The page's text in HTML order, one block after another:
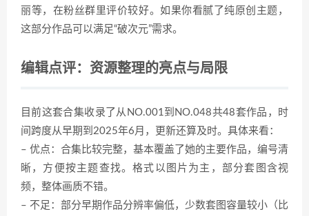
丽等，在粉丝群里评价较好。如果你看腻了纯原创主题，
这部分作品可以满足“破次元”需求。
编辑点评：资源整理的亮点与局限
目前这套合集收录了从NO.001到NO.048共48套作品，时
间跨度从早期到2025年6月，更新还算及时。具体来看：
– 优点：合集比较完整，基本覆盖了她的主要作品，编号清
晰，方便按主题查找。格式以图片为主，部分套图含视
频，整体画质不错。
– 不足：部分早期作品分辨率偏低，少数套图容量较小（比